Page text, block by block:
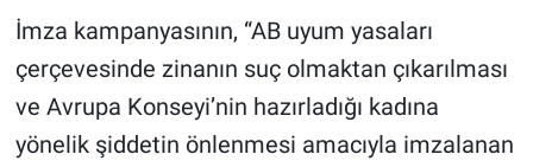
İmza kampanyasının, “AB uyum yasaları
çerçevesinde zinanın suç olmaktan çıkarılması
ve Avrupa Konseyi’nin hazırladığı kadına
yönelik şiddetin önlenmesi amacıyla imzalanan